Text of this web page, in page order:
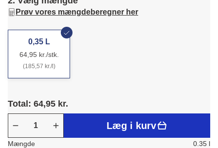
Prøv vores mængdeberegner her
0,35 L
64,95 kr./stk.
(185,57 kr./l)
Total: 64,95 kr.
Læg i kurv
Mængde
0.35 l